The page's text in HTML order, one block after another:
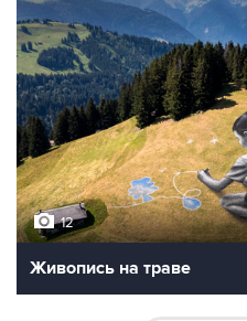
12
Живопись на траве